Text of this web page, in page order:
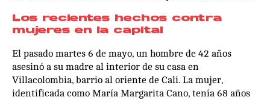
Los recientes hechos contra
mujeres en la capital
El pasado martes 6 de mayo, un hombre de 42 años
asesinó a su madre al interior de su casa en
Villacolombia, barrio al oriente de Cali. La mujer,
identificada como María Margarita Cano, tenía 68 años